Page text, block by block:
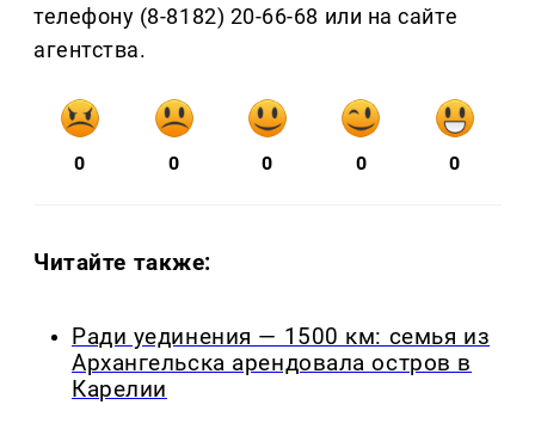
телефону (8-8182) 20-66-68 или на сайте
агентства.
0 0 0 0 0
Читайте также:
Ради уединения — 1500 км: семья из
Архангельска арендовала остров в
Карелии